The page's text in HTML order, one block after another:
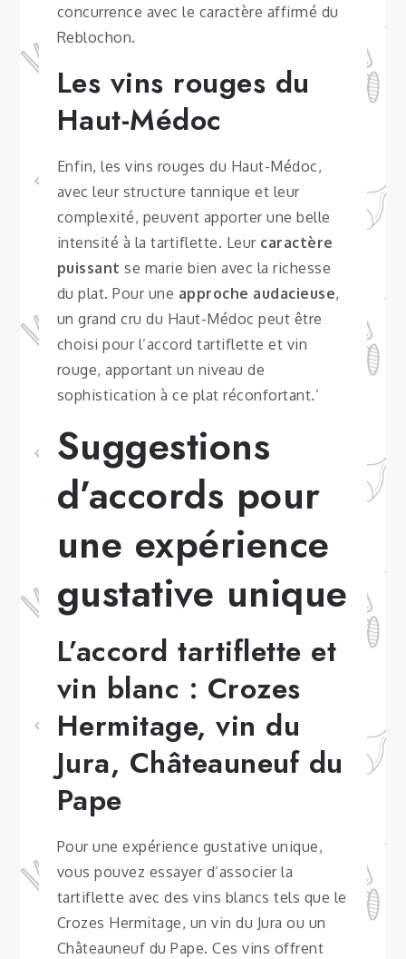
concurrence avec le caractère affirmé du
Reblochon.
Les vins rouges du
Haut-Médoc
Enfin, les vins rouges du Haut-Médoc,
avec leur structure tannique et leur
complexité, peuvent apporter une belle
intensité à la tartiflette. Leur caractère
puissant se marie bien avec la richesse
du plat. Pour une approche audacieuse,
un grand cru du Haut-Médoc peut être
choisi pour l’accord tartiflette et vin
rouge, apportant un niveau de
sophistication à ce plat réconfortant.’
Suggestions
d’accords pour
une expérience
gustative unique
L’accord tartiflette et
vin blanc : Crozes
Hermitage, vin du
Jura, Châteauneuf du
Pape
Pour une expérience gustative unique,
vous pouvez essayer d’associer la
tartiflette avec des vins blancs tels que le
Crozes Hermitage, un vin du Jura ou un
Châteauneuf du Pape. Ces vins offrent